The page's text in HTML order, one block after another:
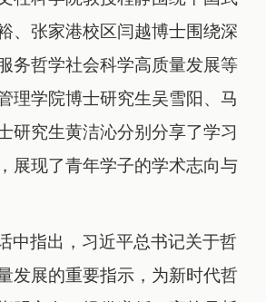
、张家港校区闫越博士围绕深
务哲学社会科学高质量发展等
理学院博士研究生吴雪阳、马
研究生黄洁沁分别分享了学习
展现了青年学子的学术志向与
中指出，习近平总书记关于哲
发展的重要指示，为新时代哲